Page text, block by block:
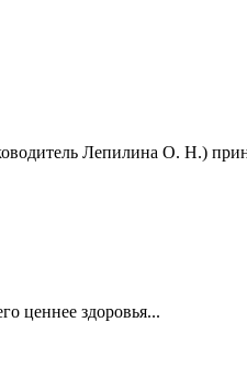
Лепилина О. Н.)
ценнее здоровья...